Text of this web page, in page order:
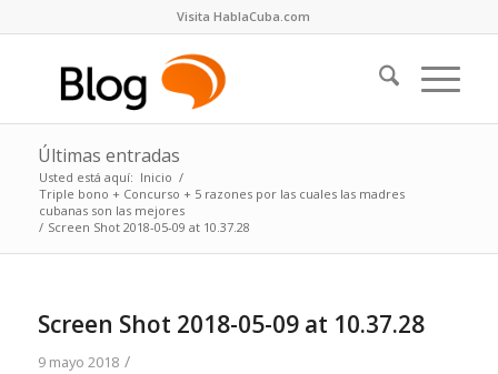
Visita HablaCuba.com
Últimas entradas
Usted está aquí: Inicio /
Triple bono + Concurso + 5 razones por las cuales las madres
cubanas son las mejores
/ Screen Shot 2018-05-09 at 10.37.28
Screen Shot 2018-05-09 at 10.37.28
9 mayo 2018 /